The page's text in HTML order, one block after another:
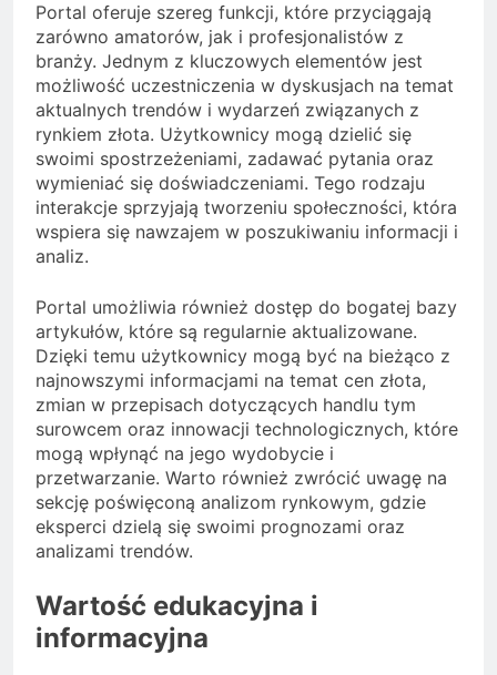
Portal oferuje szereg funkcji, które przyciągają
zarówno amatorów, jak i profesjonalistów z
branży. Jednym z kluczowych elementów jest
możliwość uczestniczenia w dyskusjach na temat
aktualnych trendów i wydarzeń związanych z
rynkiem złota. Użytkownicy mogą dzielić się
swoimi spostrzeżeniami, zadawać pytania oraz
wymieniać się doświadczeniami. Tego rodzaju
interakcje sprzyjają tworzeniu społeczności, która
wspiera się nawzajem w poszukiwaniu informacji i
analiz.
Portal umożliwia również dostęp do bogatej bazy
artykułów, które są regularnie aktualizowane.
Dzięki temu użytkownicy mogą być na bieżąco z
najnowszymi informacjami na temat cen złota,
zmian w przepisach dotyczących handlu tym
surowcem oraz innowacji technologicznych, które
mogą wpłynąć na jego wydobycie i
przetwarzanie. Warto również zwrócić uwagę na
sekcję poświęconą analizom rynkowym, gdzie
eksperci dzielą się swoimi prognozami oraz
analizami trendów.
Wartość edukacyjna i
informacyjna